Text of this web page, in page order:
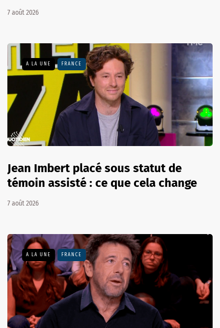
7 août 2026
A LA UNE FRANCE
Jean Imbert placé sous statut de
témoin assisté : ce que cela change
7 août 2026
A LA UNE FRANCE